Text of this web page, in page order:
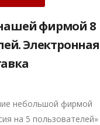
фирмой 8
Электронная
небольшой фирмой
на 5 пользователей»